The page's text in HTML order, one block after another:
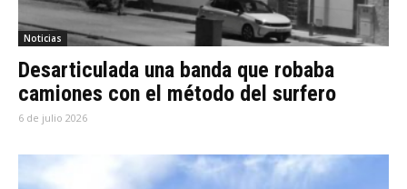
Noticias
Desarticulada una banda que robaba
camiones con el método del surfero
6 de julio 2026